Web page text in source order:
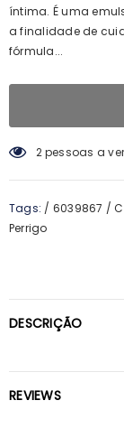
íntima. É uma
a finalidade de
fórmula...
2pessoas a
Tags: / 6039867 /
Perrigo
DESCRIÇÃO
REVIEWS